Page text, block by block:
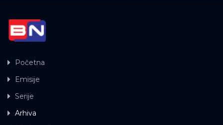
Početna
Emisije
Serije
Arhiva